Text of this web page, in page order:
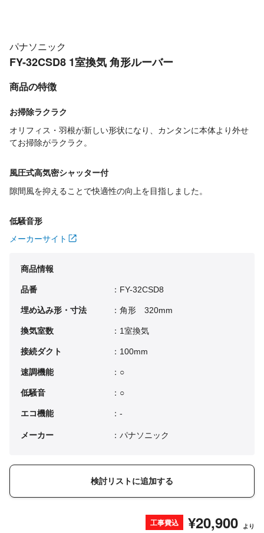
パナソニック
FY-32CSD8 1室換気 角形ルーバー
商品の特徴
お掃除ラクラク
オリフィス・羽根が新しい形状になり、カンタンに本体より外せ
てお掃除がラクラク。
風圧式高気密シャッター付
隙間風を抑えることで快適性の向上を目指しました。
低騒音形
メーカーサイト
商品情報
品番 ：FY-32CSD8
埋め込み形・寸法 ：角形 320mm
換気室数 ：1室換気
接続ダクト ：100mm
速調機能 ：○
低騒音 ：○
エコ機能 ：-
メーカー ：パナソニック
検討リストに追加する
工事費込 ¥20,900 より